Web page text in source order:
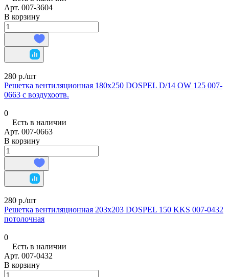
Арт. 007-3604
В корзину
280 р./шт
Решетка вентиляционная 180х250 DOSPEL D/14 OW 125 007-
0663 с воздухоотв.
0
Есть в наличии
Арт. 007-0663
В корзину
280 р./шт
Решетка вентиляционная 203х203 DOSPEL 150 KKS 007-0432
потолочная
0
Есть в наличии
Арт. 007-0432
В корзину